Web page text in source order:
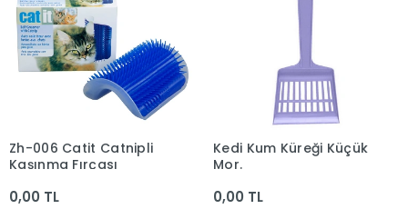
Zh-006 Catit Catnipli
Kaşınma Fırçası
0,00 TL
Kedi Kum Küreği Küçük
Mor.
0,00 TL